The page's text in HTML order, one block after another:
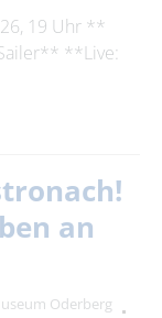
19 Uhr **
**Live:
an
Oderberg